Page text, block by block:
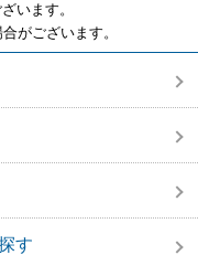
います。
がございます。
す